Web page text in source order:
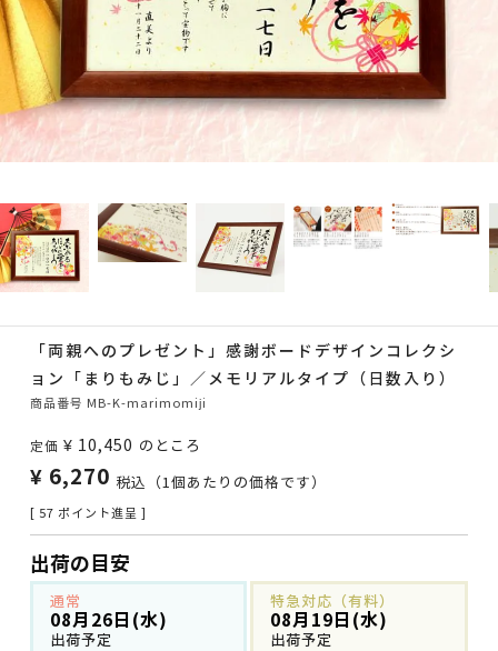
「両親へのプレゼント」感謝ボードデザインコレクシ
ョン「まりもみじ」／メモリアルタイプ（日数入り）
商品番号 MB-K-marimomiji
定価 ¥ 10,450 のところ
¥ 6,270 税込 （1個あたりの価格です）
[ 57 ポイント進呈 ]
出荷の目安
通常
08月26日(水)
出荷予定
特急対応（有料）
08月19日(水)
出荷予定